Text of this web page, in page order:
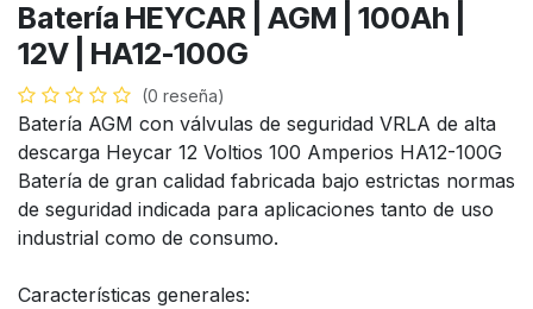
Batería HEYCAR | AGM | 100Ah |
12V | HA12-100G
(0 reseña)
Batería AGM con válvulas de seguridad VRLA de alta
descarga Heycar 12 Voltios 100 Amperios HA12-100G
Batería de gran calidad fabricada bajo estrictas normas
de seguridad indicada para aplicaciones tanto de uso
industrial como de consumo.
Características generales: